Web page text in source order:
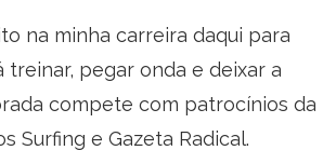
na minha carreira daqui para
pegar onda e deixar a
compete com patrocínios da
Surfing e Gazeta Radical.